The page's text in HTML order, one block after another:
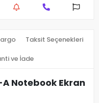
Taksit Seçenekleri
ve İade
Notebook Ekran